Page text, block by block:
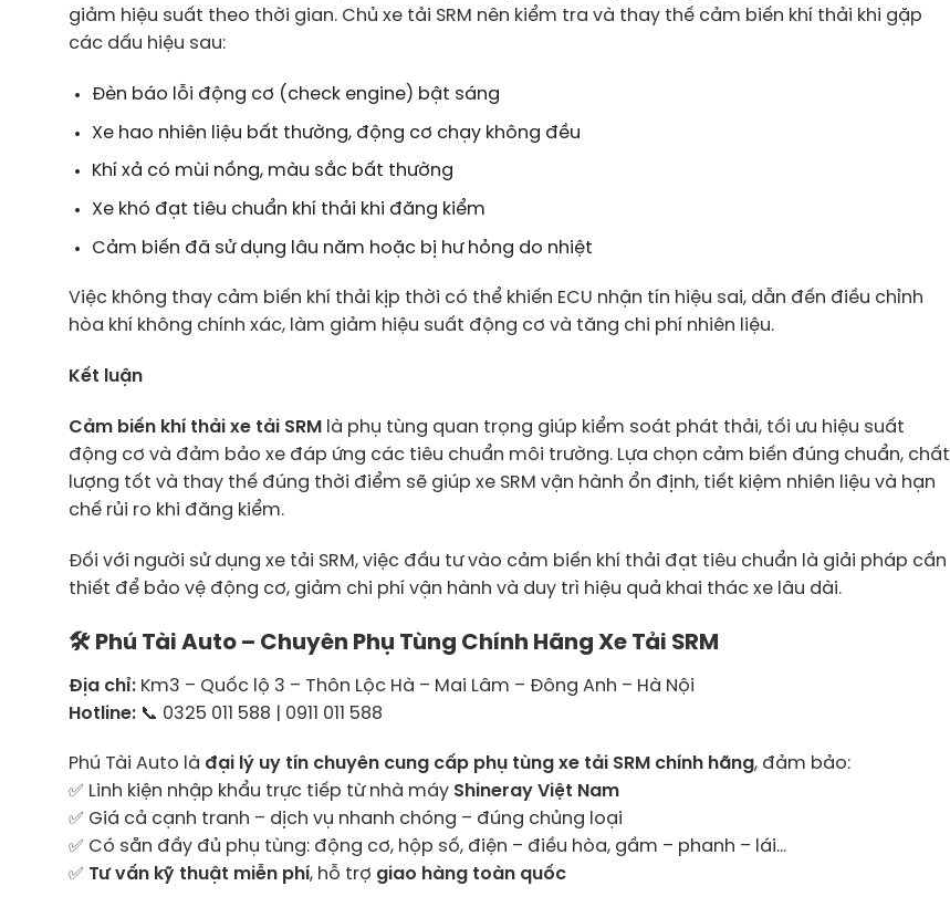
giảm hiệu suất theo thời gian. Chủ xe tải SRM nên kiểm tra và thay thế cảm biến khí thải khi gặp
các dấu hiệu sau:
Đèn báo lỗi động cơ (check engine) bật sáng
Xe hao nhiên liệu bất thường, động cơ chạy không đều
Khí xả có mùi nồng, màu sắc bất thường
Xe khó đạt tiêu chuẩn khí thải khi đăng kiểm
Cảm biến đã sử dụng lâu năm hoặc bị hư hỏng do nhiệt
Việc không thay cảm biến khí thải kịp thời có thể khiến ECU nhận tín hiệu sai, dẫn đến điều chỉnh
hòa khí không chính xác, làm giảm hiệu suất động cơ và tăng chi phí nhiên liệu.
Kết luận
Cảm biến khí thải xe tải SRM
là phụ tùng quan trọng giúp kiểm soát phát thải, tối ưu hiệu suất
động cơ và đảm bảo xe đáp ứng các tiêu chuẩn môi trường. Lựa chọn cảm biến đúng chuẩn, chất
lượng tốt và thay thế đúng thời điểm sẽ giúp xe SRM vận hành ổn định, tiết kiệm nhiên liệu và hạn
chế rủi ro khi đăng kiểm.
Đối với người sử dụng xe tải SRM, việc đầu tư vào cảm biến khí thải đạt tiêu chuẩn là giải pháp cần
thiết để bảo vệ động cơ, giảm chi phí vận hành và duy trì hiệu quả khai thác xe lâu dài.
🛠 Phú Tài Auto – Chuyên Phụ Tùng Chính Hãng Xe Tải SRM
Địa chỉ: Km3 – Quốc lộ 3 – Thôn Lộc Hà – Mai Lâm – Đông Anh – Hà Nội
Hotline: 📞 0325 011 588 | 0911 011 588
Phú Tài Auto là đại lý uy tín chuyên cung cấp phụ tùng xe tải SRM chính hãng, đảm bảo:
✅ Linh kiện nhập khẩu trực tiếp từ nhà máy Shineray Việt Nam
✅ Giá cả cạnh tranh – dịch vụ nhanh chóng – đúng chủng loại
✅ Có sẵn đầy đủ phụ tùng: động cơ, hộp số, điện – điều hòa, gầm – phanh – lái…
✅ Tư vấn kỹ thuật miễn phí, hỗ trợ giao hàng toàn quốc